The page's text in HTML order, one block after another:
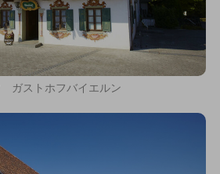
ガストホフバイエルン